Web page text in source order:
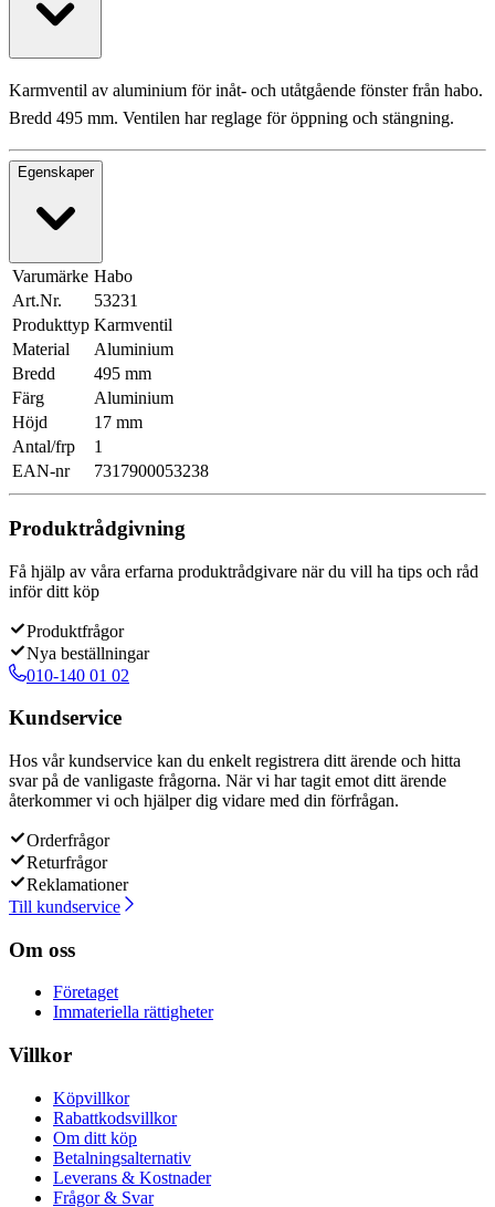
Karmventil av aluminium för inåt- och utåtgående fönster från habo.
Bredd 495 mm. Ventilen har reglage för öppning och stängning.
Egenskaper
Varumärke Habo
Art.Nr.
53231
Produkttyp Karmventil
Material
Aluminium
Bredd
495 mm
Färg
Aluminium
Höjd
17 mm
Antal/frp
1
EAN-nr
7317900053238
Produktrådgivning
Få hjälp av våra erfarna produktrådgivare när du vill ha tips och råd
inför ditt köp
Produktfrågor
Nya beställningar
010-140 01 02
Kundservice
Hos vår kundservice kan du enkelt registrera ditt ärende och hitta
svar på de vanligaste frågorna. När vi har tagit emot ditt ärende
återkommer vi och hjälper dig vidare med din förfrågan.
Orderfrågor
Returfrågor
Reklamationer
Till kundservice
Om oss
Företaget
Immateriella rättigheter
Villkor
Köpvillkor
Rabattkodsvillkor
Om ditt köp
Betalningsalternativ
Leverans & Kostnader
Frågor & Svar